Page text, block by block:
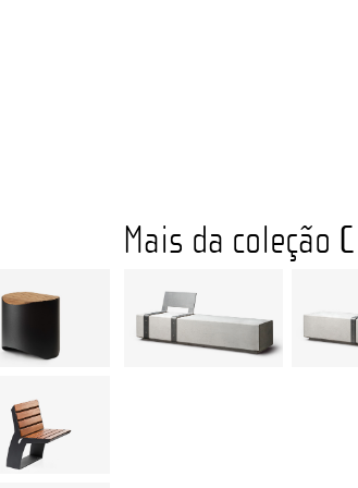
Mais da coleção